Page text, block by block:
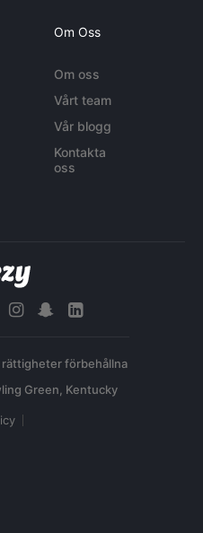
Om Oss
Om oss
Vårt team
Vår blogg
Kontakta
oss
rättigheter förbehållna